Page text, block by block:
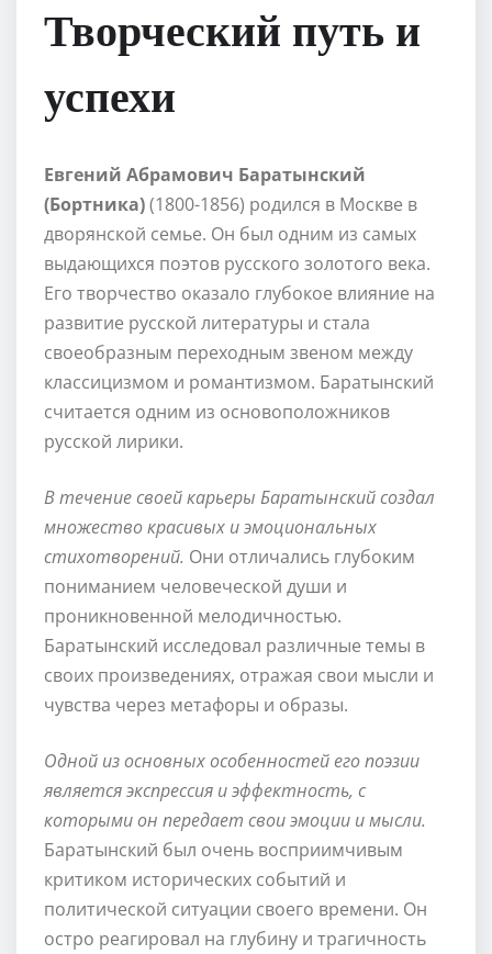
Творческий путь и
успехи
Евгений Абрамович Баратынский
(Бортника)(1800-1856) родился в Москве в
дворянской семье. Он был одним из самых
выдающихся поэтов русского золотого века.
Его творчество оказало глубокое влияние на
развитие русской литературы и стала
своеобразным переходным звеном между
классицизмом и романтизмом. Баратынский
считается одним из основоположников
русской лирики.
В течение своей карьеры Баратынский создал
множество красивых и эмоциональных
стихотворений. Они отличались глубоким
пониманием человеческой души и
проникновенной мелодичностью.
Баратынский исследовал различные темы в
своих произведениях, отражая свои мысли и
чувства через метафоры и образы.
Одной из основных особенностей его поэзии
является экспрессия и эффектность, с
которыми он передает свои эмоции и мысли.
Баратынский был очень восприимчивым
критиком исторических событий и
политической ситуации своего времени. Он
остро реагировал на глубину и трагичность